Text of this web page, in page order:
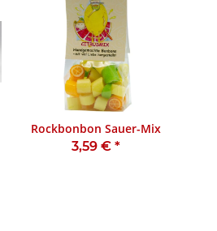
Rockbonbon Sauer-Mix
3,59 € *